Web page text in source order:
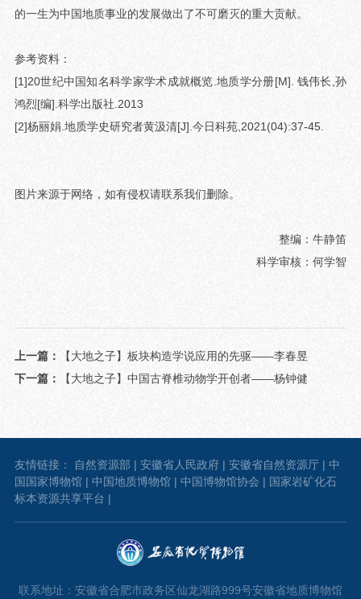
的一生为中国地质事业的发展做出了不可磨灭的重大贡献。
参考资料：
[1]20世纪中国知名科学家学术成就概览.地质学分册[M]. 钱伟长,孙
鸿烈[编].科学出版社.2013
[2]杨丽娟.地质学史研究者黄汲清[J].今日科苑,2021(04):37-45.
图片来源于网络，如有侵权请联系我们删除。
整编：牛静笛
科学审核：何学智
上一篇：
【大地之子】板块构造学说应用的先驱——李春昱
下一篇：
【大地之子】中国古脊椎动物学开创者——杨钟健
友情链接： 自然资源部 | 安徽省人民政府| 安徽省自然资源厅| 中
国国家博物馆| 中国地质博物馆| 中国博物馆协会 | 国家岩矿化石
标本资源共享平台 |
联系地址：安徽省合肥市政务区仙龙湖路999号安徽省地质博物馆